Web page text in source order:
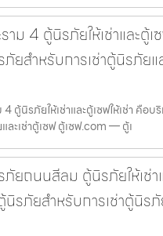
ราม 4 ตู้นิรภัยให้เช่าและตู้เ
ยสำหรับการเช่าตู้นิรภัยแ
4 ตู้นิรภัยให้เช่าและตู้เซฟให้เช่า คือ
ละเช่าตู้เซฟ ตู้เซฟ.com — ตู้เ
ยถนนสีลม ตู้นิรภัยให้เช่าแ
รภัยสำหรับการเช่าตู้นิรภั